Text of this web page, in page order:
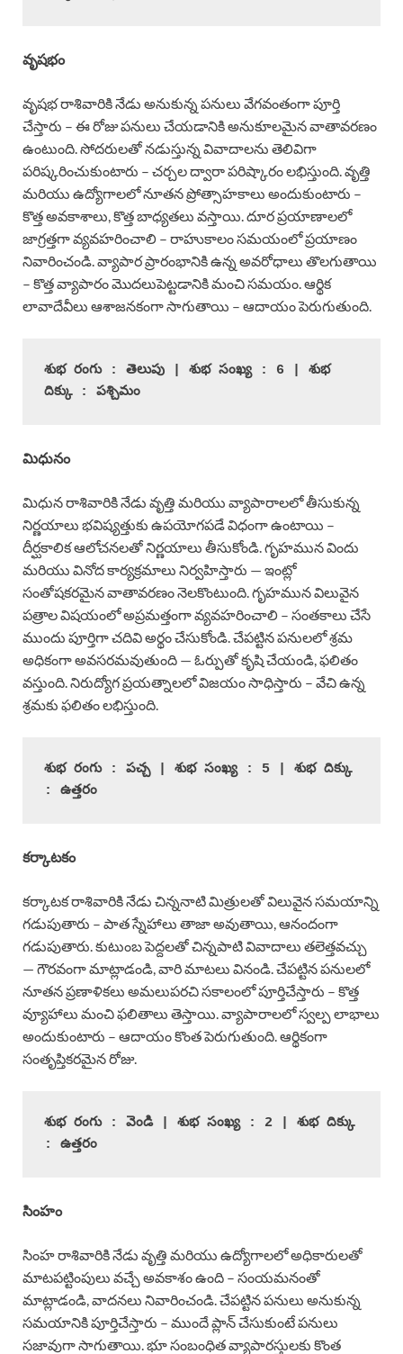
వృషభం
వృషభ రాశివారికి నేడు అనుకున్న పనులు వేగవంతంగా పూర్తి
చేస్తారు – ఈ రోజు పనులు చేయడానికి అనుకూలమైన వాతావరణం
ఉంటుంది. సోదరులతో నడుస్తున్న వివాదాలను తెలివిగా
పరిష్కరించుకుంటారు – చర్చల ద్వారా పరిష్కారం లభిస్తుంది. వృత్తి
మరియు ఉద్యోగాలలో నూతన ప్రోత్సాహకాలు అందుకుంటారు –
కొత్త అవకాశాలు, కొత్త బాధ్యతలు వస్తాయి. దూర ప్రయాణాలలో
జాగ్రత్తగా వ్యవహరించాలి – రాహుకాలం సమయంలో ప్రయాణం
నివారించండి. వ్యాపార ప్రారంభానికి ఉన్న అవరోధాలు తొలగుతాయి
– కొత్త వ్యాపారం మొదలుపెట్టడానికి మంచి సమయం. ఆర్థిక
లావాదేవీలు ఆశాజనకంగా సాగుతాయి – ఆదాయం పెరుగుతుంది.
శుభ రంగు : తెలుపు | శుభ సంఖ్య : 6 | శుభ
దిక్కు : పశ్చిమం
మిధునం
మిధున రాశివారికి నేడు వృత్తి మరియు వ్యాపారాలలో తీసుకున్న
నిర్ణయాలు భవిష్యత్తుకు ఉపయోగపడే విధంగా ఉంటాయి –
దీర్ఘకాలిక ఆలోచనలతో నిర్ణయాలు తీసుకోండి. గృహమున విందు
మరియు వినోద కార్యక్రమాలు నిర్వహిస్తారు — ఇంట్లో
సంతోషకరమైన వాతావరణం నెలకొంటుంది. గృహమున విలువైన
పత్రాల విషయంలో అప్రమత్తంగా వ్యవహరించాలి – సంతకాలు చేసే
ముందు పూర్తిగా చదివి అర్థం చేసుకోండి. చేపట్టిన పనులలో శ్రమ
అధికంగా అవసరమవుతుంది — ఓర్పుతో కృషి చేయండి, ఫలితం
వస్తుంది. నిరుద్యోగ ప్రయత్నాలలో విజయం సాధిస్తారు – వేచి ఉన్న
శ్రమకు ఫలితం లభిస్తుంది.
శుభ రంగు : పచ్చ | శుభ సంఖ్య : 5 | శుభ దిక్కు
: ఉత్తరం
కర్కాటకం
కర్కాటక రాశివారికి నేడు చిన్ననాటి మిత్రులతో విలువైన సమయాన్ని
గడుపుతారు – పాత స్నేహాలు తాజా అవుతాయి, ఆనందంగా
గడుపుతారు. కుటుంబ పెద్దలతో చిన్నపాటి వివాదాలు తలెత్తవచ్చు
— గౌరవంగా మాట్లాడండి, వారి మాటలు వినండి. చేపట్టిన పనులలో
నూతన ప్రణాళికలు అమలుపరచి సకాలంలో పూర్తిచేస్తారు – కొత్త
వ్యూహాలు మంచి ఫలితాలు తెస్తాయి. వ్యాపారాలలో స్వల్ప లాభాలు
అందుకుంటారు – ఆదాయం కొంత పెరుగుతుంది. ఆర్థికంగా
సంతృప్తికరమైన రోజు.
శుభ రంగు : వెండి | శుభ సంఖ్య : 2 | శుభ దిక్కు
: ఉత్తరం
సింహం
సింహ రాశివారికి నేడు వృత్తి మరియు ఉద్యోగాలలో అధికారులతో
మాటపట్టింపులు వచ్చే అవకాశం ఉంది – సంయమనంతో
మాట్లాడండి, వాదనలు నివారించండి. చేపట్టిన పనులు అనుకున్న
సమయానికి పూర్తిచేస్తారు – ముందే ప్లాన్ చేసుకుంటే పనులు
సజావుగా సాగుతాయి. భూ సంబంధిత వ్యాపారస్తులకు కొంత